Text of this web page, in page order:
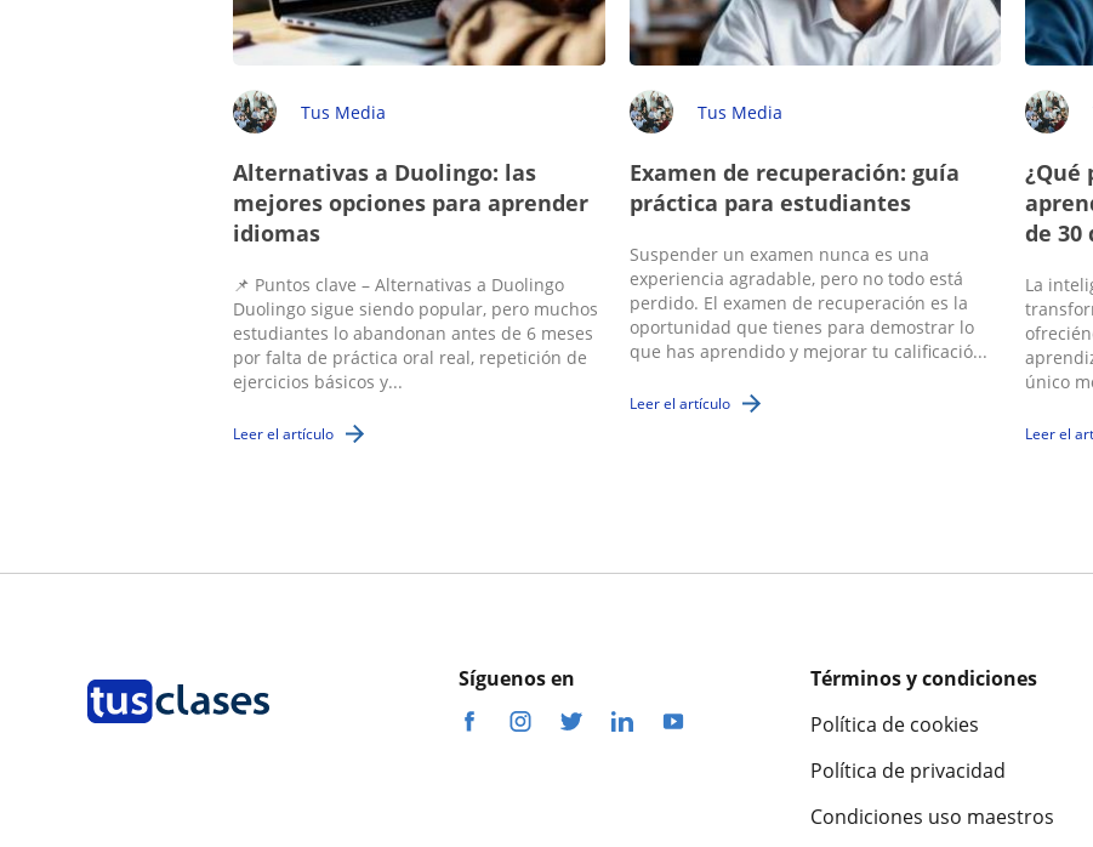
Tus Media
Alternativas a Duolingo: las
mejores opciones para aprender
idiomas
📌 Puntos clave – Alternativas a Duolingo
Duolingo sigue siendo popular, pero muchos
estudiantes lo abandonan antes de 6 meses
por falta de práctica oral real, repetición de
ejercicios básicos y...
Leer el artículo
Tus Media
Examen de recuperación: guía
práctica para estudiantes
Suspender un examen nunca es una
experiencia agradable, pero no todo está
perdido. El examen de recuperación es la
oportunidad que tienes para demostrar lo
que has aprendido y mejorar tu calificació...
Leer el artículo
¿Qué
de 30
La
único
Leer el
Síguenos en
Términos y condiciones
Política de cookies
Política de privacidad
Condiciones uso maestros